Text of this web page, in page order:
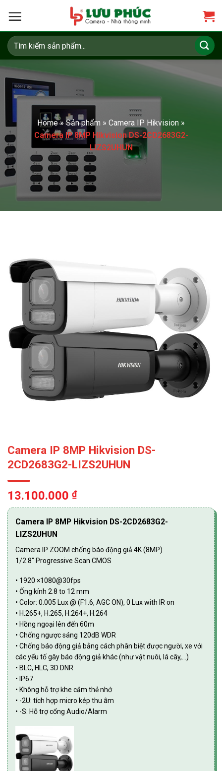
content
Tìm
kiếm:
Home»Sản phẩm » Camera IP Hikvision »
Camera IP 8MP Hikvision DS-2CD2683G2-
LIZS2UHUN
Camera IP 8MP Hikvision DS-
2CD2683G2-LIZS2UHUN
13.100.000 ₫
Camera IP 8MP Hikvision DS-2CD2683G2-
LIZS2UHUN
Camera IP ZOOM chống báo động giả 4K (8MP)
1/2.8″ Progressive Scan CMOS
• 1920 ×1080@30fps
• Ống kính 2.8 to 12 mm
• Color: 0.005 Lux @ (F1.6, AGC ON), 0 Lux with IR on
• H.265+, H.265, H.264+, H.264
• Hồng ngoại lên đến 60m
• Chống ngược sáng 120dB WDR
• Chống báo động giả bằng cách phân biệt được người, xe với
các yếu tố gây báo động giả khác (như vật nuôi, lá cây,…)
• BLC, HLC, 3D DNR
• IP67
• Không hỗ trợ khe cắm thẻ nhớ
• -2U: tích hợp micro kép thu âm
• -S: Hỗ trợ cổng Audio/Alarm